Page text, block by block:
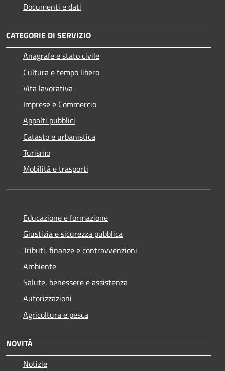
Documenti e dati
CATEGORIE DI SERVIZIO
Anagrafe e stato civile
Cultura e tempo libero
Vita lavorativa
Imprese e Commercio
Appalti pubblici
Catasto e urbanistica
Turismo
Mobilità e trasporti
Educazione e formazione
Giustizia e sicurezza pubblica
Tributi, finanze e contravvenzioni
Ambiente
Salute, benessere e assistenza
Autorizzazioni
Agricoltura e pesca
NOVITÀ
Notizie